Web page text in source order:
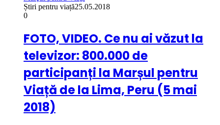
Știri pentru viață25.05.2018
0
FOTO, VIDEO. Ce nu ai văzut la
televizor: 800.000 de
participanți la Marșul pentru
Viață de la Lima, Peru (5 mai
2018)